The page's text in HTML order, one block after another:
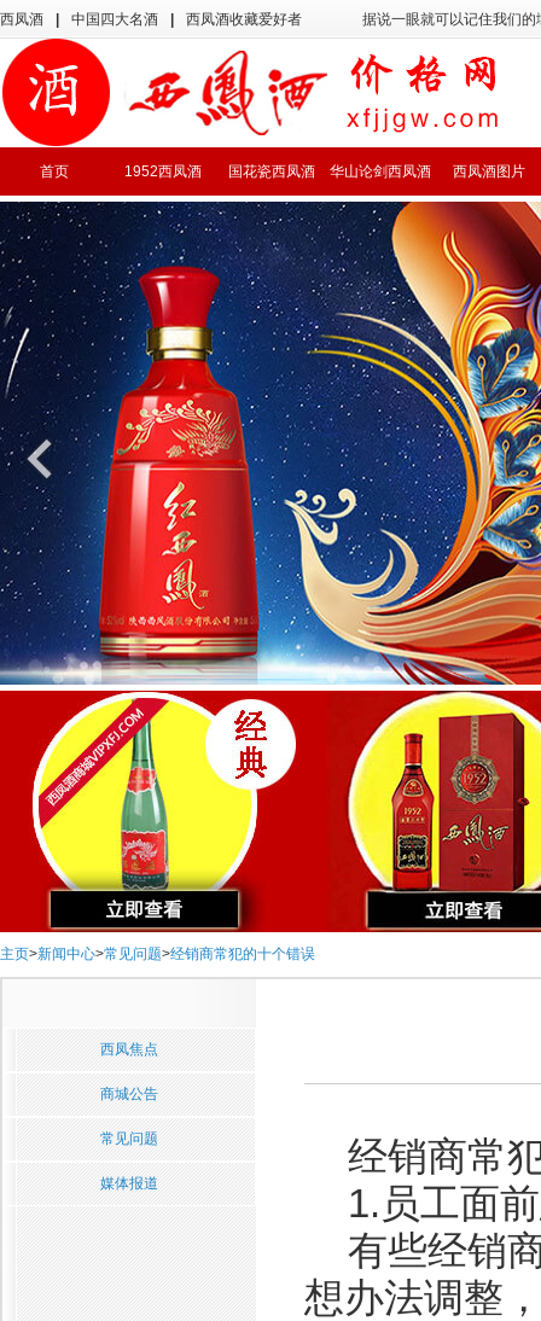
西凤酒 中国四大名酒 西凤酒收藏爱好者 据说一眼就可以记住我们
首页 1952西凤酒 国花瓷西凤酒 华山论剑西凤酒 西凤酒图片
主页>新闻中心>常见问题>经销商常犯的十个错误
西凤焦点
商城公告
常见问题
媒体报道
经销商常
1.员工面前
有些经销
想办法调整